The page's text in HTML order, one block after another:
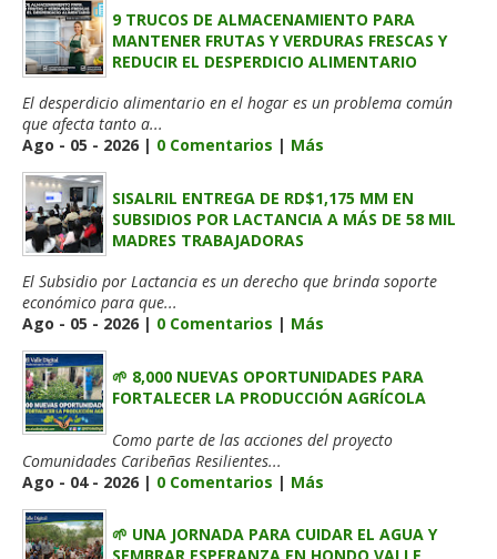
9 TRUCOS DE ALMACENAMIENTO PARA
MANTENER FRUTAS Y VERDURAS FRESCAS Y
REDUCIR EL DESPERDICIO ALIMENTARIO
El desperdicio alimentario en el hogar es un problema común
que afecta tanto a...
Ago - 05 - 2026 | 0 Comentarios | Más
SISALRIL ENTREGA DE RD$1,175 MM EN
SUBSIDIOS POR LACTANCIA A MÁS DE 58 MIL
MADRES TRABAJADORAS
El Subsidio por Lactancia es un derecho que brinda soporte
económico para que...
Ago - 05 - 2026 | 0 Comentarios | Más
🌱 8,000 NUEVAS OPORTUNIDADES PARA
FORTALECER LA PRODUCCIÓN AGRÍCOLA
Como parte de las acciones del proyecto
Comunidades Caribeñas Resilientes...
Ago - 04 - 2026 | 0 Comentarios | Más
🌱 UNA JORNADA PARA CUIDAR EL AGUA Y